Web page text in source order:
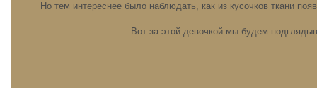
Но тем интереснее было наблюдать, как из кусочков ткани
Вот за этой девочкой мы будем